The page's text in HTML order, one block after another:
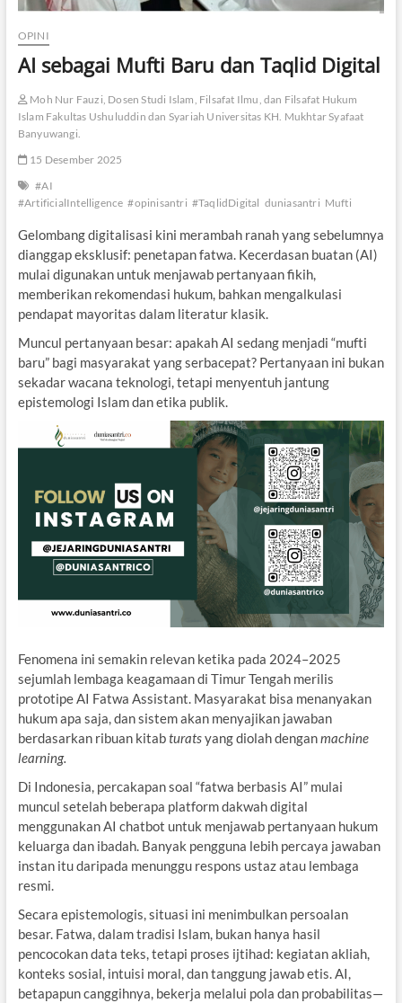
OPINI
AI sebagai Mufti Baru dan Taqlid Digital
Moh Nur Fauzi, Dosen Studi Islam, Filsafat Ilmu, dan Filsafat Hukum
Islam Fakultas Ushuluddin dan Syariah Universitas KH. Mukhtar Syafaat
Banyuwangi.
15 Desember 2025
#AI
#ArtificialIntelligence #opinisantri #TaqlidDigital duniasantri Mufti
Gelombang digitalisasi kini merambah ranah yang sebelumnya
dianggap eksklusif: penetapan fatwa. Kecerdasan buatan (AI)
mulai digunakan untuk menjawab pertanyaan fikih,
memberikan rekomendasi hukum, bahkan mengalkulasi
pendapat mayoritas dalam literatur klasik.
Muncul pertanyaan besar: apakah AI sedang menjadi “mufti
baru” bagi masyarakat yang serbacepat? Pertanyaan ini bukan
sekadar wacana teknologi, tetapi menyentuh jantung
epistemologi Islam dan etika publik.
Fenomena ini semakin relevan ketika pada 2024–2025
sejumlah lembaga keagamaan di Timur Tengah merilis
prototipe AI Fatwa Assistant. Masyarakat bisa menanyakan
hukum apa saja, dan sistem akan menyajikan jawaban
berdasarkan ribuan kitabturatsyang diolah denganmachine
learning.
Di Indonesia, percakapan soal “fatwa berbasis AI” mulai
muncul setelah beberapa platform dakwah digital
menggunakan AI chatbot untuk menjawab pertanyaan hukum
keluarga dan ibadah. Banyak pengguna lebih percaya jawaban
instan itu daripada menunggu respons ustaz atau lembaga
resmi.
Secara epistemologis, situasi ini menimbulkan persoalan
besar. Fatwa, dalam tradisi Islam, bukan hanya hasil
pencocokan data teks, tetapi proses ijtihad: kegiatan akliah,
konteks sosial, intuisi moral, dan tanggung jawab etis. AI,
betapapun canggihnya, bekerja melalui pola dan probabilitas—